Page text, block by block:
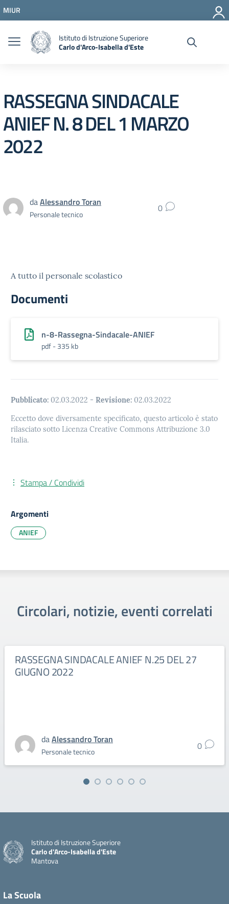
Vai al menu di navigazione
Vai al footer
MIUR
Istituto di Istruzione Superiore
Carlo d'Arco-Isabella d'Este
RASSEGNA SINDACALE
ANIEF N. 8 DEL 1 MARZO
2022
daAlessandro Toran
Personale tecnico 0
A tutto il personale scolastico
Documenti
n-8-Rassegna-Sindacale-ANIEF
pdf - 335 kb
Pubblicato: 02.03.2022 - Revisione: 02.03.2022
Eccetto dove diversamente specificato, questo articolo è stato
rilasciato sotto Licenza Creative Commons Attribuzione 3.0
Italia.
Stampa / Condividi
Argomenti
ANIEF
Circolari, notizie, eventi correlati
RASSEGNA SINDACALE ANIEF N.25 DEL 27
GIUGNO 2022
daAlessandro Toran
Personale tecnico 0
Istituto di Istruzione Superiore
Carlo d'Arco-Isabella d'Este
Mantova
La Scuola